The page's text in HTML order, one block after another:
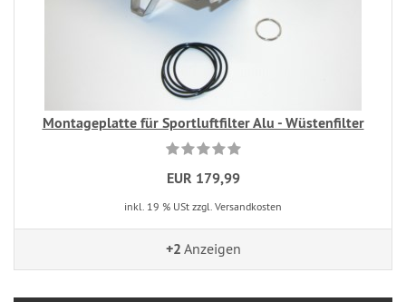
Montageplatte für Sportluftfilter Alu - Wüstenfilter
EUR 179,99
inkl. 19 % USt zzgl. Versandkosten
+2 Anzeigen